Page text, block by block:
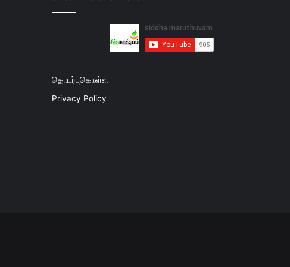
தொடர்புகொள்ள
Privacy Policy